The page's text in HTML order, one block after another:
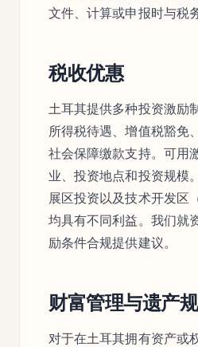
文件、计算或申报时与税
税收优惠
土耳其提供多种投资激励
所得税待遇、增值税豁免
社会保障缴款支持。可用
业、投资地点和投资规模
展区投资以及技术开发区
均具有不同利益。我们就
励条件合规提供建议。
财富管理与遗产
对于在土耳其拥有资产或